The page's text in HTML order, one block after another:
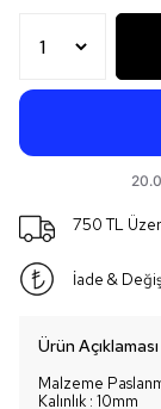
750 TL
İade &
Ürün Açıklaması
Malzeme
Kalınlık : 10mm